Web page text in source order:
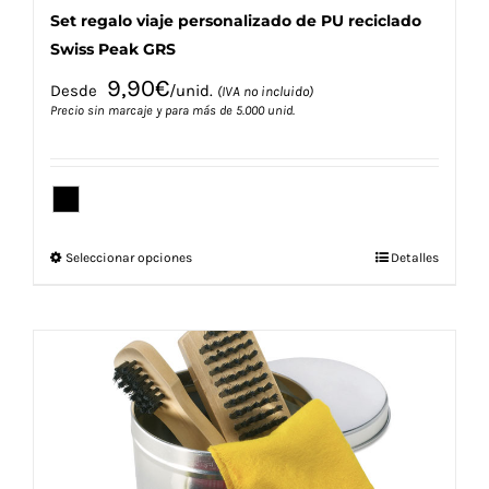
Set regalo viaje personalizado de PU reciclado
Swiss Peak GRS
Desde 9,90€/unid. (IVA no incluido)
Precio sin marcaje y para más de 5.000 unid.
Seleccionar opcionesEste
múltiples
variantes.
Las
opciones
se
pueden
elegir
Detalles